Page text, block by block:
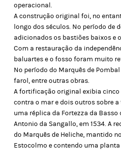
operacional.
A construção original foi, no
longo dos séculos. No período de
adicionados os bastiões baixose
Com a restauração da
baluartes e o fosso foram muito
No período do Marquês de
farol, entre outras obras.
A fortificação original exibia
contra o mar e dois outros sobre a
uma réplica da Fortezza da
Antonio da Sangallo, em 1534. A
do Marquês de Heliche, mantido
Estocolmo e contendo uma